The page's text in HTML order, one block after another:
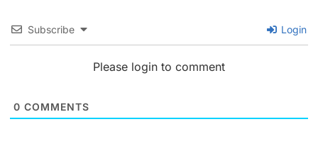
Subscribe Login
Please login to comment
0 COMMENTS